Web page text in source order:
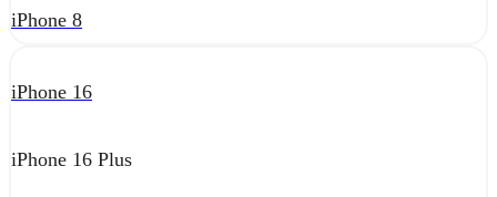
iPhone 8
iPhone 16
iPhone 16 Plus